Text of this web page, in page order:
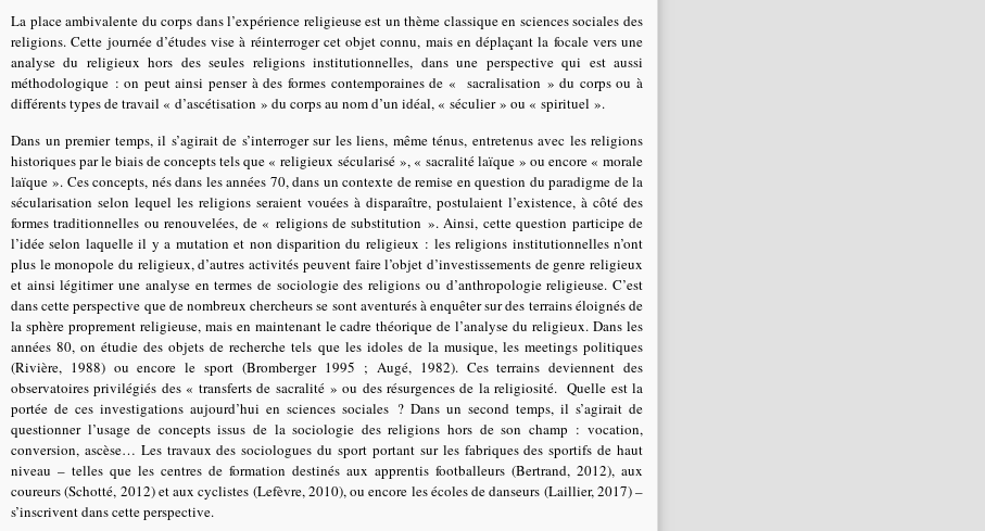
La place ambivalente du corps dans l’expérience religieuse est un thème classique en sciences sociales des
religions. Cette journée d’études vise à réinterroger cet objet connu, mais en déplaçant la focale vers une
analyse du religieux hors des seules religions institutionnelles, dans une perspective qui est aussi
méthodologique : on peut ainsi penser à des formes contemporaines de « sacralisation » du corps ou à
différents types de travail « d’ascétisation » du corps au nom d’un idéal, « séculier » ou « spirituel ».
Dans un premier temps, il s’agirait de s’interroger sur les liens, même ténus, entretenus avec les religions
historiques par le biais de concepts tels que « religieux sécularisé », « sacralité laïque » ou encore « morale
laïque ». Ces concepts, nés dans les années 70, dans un contexte de remise en question du paradigme de la
sécularisation selon lequel les religions seraient vouées à disparaître, postulaient l’existence, à côté des
formes traditionnelles ou renouvelées, de « religions de substitution ». Ainsi, cette question participe de
l’idée selon laquelle il y a mutation et non disparition du religieux : les religions institutionnelles n’ont
plus le monopole du religieux, d’autres activités peuvent faire l’objet d’investissements de genre religieux
et ainsi légitimer une analyse en termes de sociologie des religions ou d’anthropologie religieuse. C’est
dans cette perspective que de nombreux chercheurs se sont aventurés à enquêter sur des terrains éloignés de
la sphère proprement religieuse, mais en maintenant le cadre théorique de l’analyse du religieux. Dans les
années 80, on étudie des objets de recherche tels que les idoles de la musique, les meetings politiques
(Rivière, 1988) ou encore le sport (Bromberger 1995 ; Augé, 1982). Ces terrains deviennent des
observatoires privilégiés des « transferts de sacralité » ou des résurgences de la religiosité. Quelle est la
portée de ces investigations aujourd’hui en sciences sociales ? Dans un second temps, il s’agirait de
questionner l’usage de concepts issus de la sociologie des religions hors de son champ : vocation,
conversion, ascèse… Les travaux des sociologues du sport portant sur les fabriques des sportifs de haut
niveau – telles que les centres de formation destinés aux apprentis footballeurs (Bertrand, 2012), aux
coureurs (Schotté, 2012) et aux cyclistes (Lefèvre, 2010), ou encore les écoles de danseurs (Laillier, 2017) –
s’inscrivent dans cette perspective.